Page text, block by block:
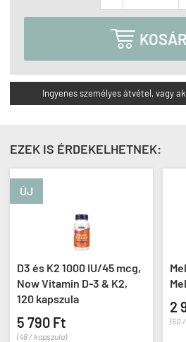

Ingyenes személyes átvétel, vagy
EZEK IS ÉRDEKELHETNEK:
ÚJ
D3 és K2 1000 IU/45 mcg,
Now Vitamin D-3 & K2,
120 kapszula
5 790 Ft
(48 / kapszula)
2
(50